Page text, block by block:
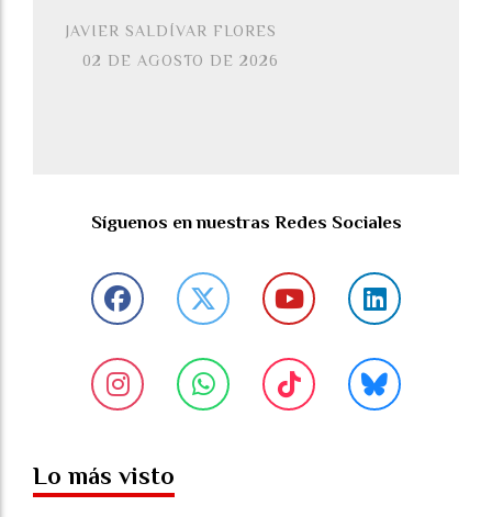
JAVIER SALDÍVAR FLORES
02 DE AGOSTO DE 2026
Síguenos en nuestras Redes Sociales
Lo más visto